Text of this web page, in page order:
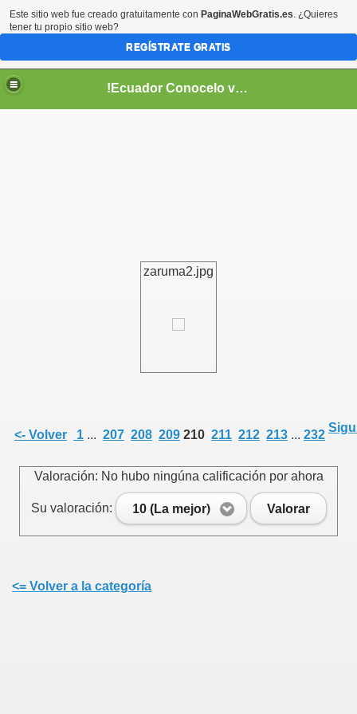
!Ecuador Conocelo vivelo!
zaruma2.jpg
<- Volver 1 ... 207 208 209 210 211 212 213 ... 232
Valoración: No hubo ningúna calificación por ahora
Su valoración: 10 (La mejor) Valorar
<= Volver a la categoría
Este sitio web fue creado gratuitamente con PaginaWebGratis.es. ¿Quieres
tener tu propio sitio web?
REGÍSTRATE GRATIS